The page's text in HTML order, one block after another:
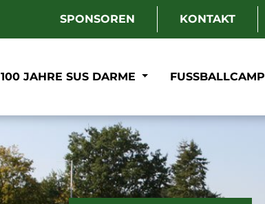
SPONSOREN KONTAKT
100 JAHRE SUS DARME FUSSBALLCAMP